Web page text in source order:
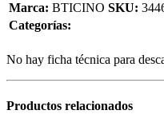
Marca: BTICINO SKU:
Categorías:
No hay ficha técnica para
Productos relacionados